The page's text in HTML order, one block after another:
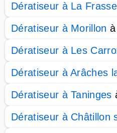
Dératiseur à La Frasse
Dératiseur à Morillon
Dératiseur à Les
Dératiseur à Arâches
Dératiseur à Taninges
Dératiseur à Châtillon